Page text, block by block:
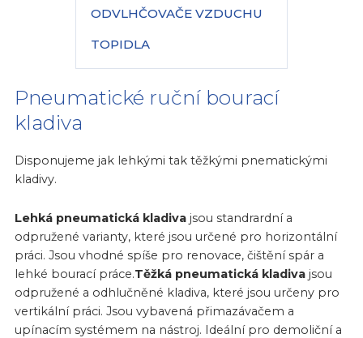
ODVLHČOVAČE VZDUCHU
TOPIDLA
Pneumatické ruční bourací
kladiva
Disponujeme jak lehkými tak těžkými pnematickými
kladivy.
Lehká pneumatická kladivajsou standrardní a
odpružené varianty, které jsou určené pro horizontální
práci. Jsou vhodné spíše pro renovace, čištění spár a
lehké bourací práce.Těžká pneumatická kladivajsou
odpružené a odhlučněné kladiva, které jsou určeny pro
vertikální práci. Jsou vybavená přimazávačem a
upínacím systémem na nástroj. Ideální pro demoliční a